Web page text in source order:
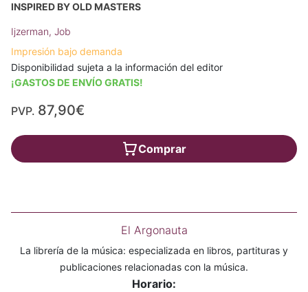
INSPIRED BY OLD MASTERS
Ijzerman, Job
Impresión bajo demanda
Disponibilidad sujeta a la información del editor
¡GASTOS DE ENVÍO GRATIS!
PVP. 87,90€
Comprar
El Argonauta
La librería de la música: especializada en libros, partituras y
publicaciones relacionadas con la música.
Horario: